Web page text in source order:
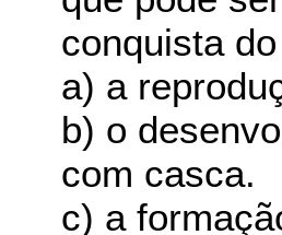
conquista
a) a
b) o
com casca.
c) a